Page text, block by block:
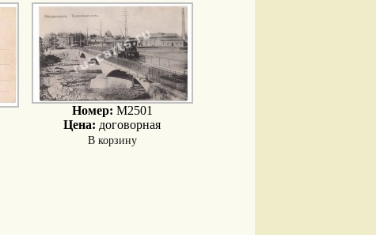
Номер: M2501
Цена: договорная
В корзину